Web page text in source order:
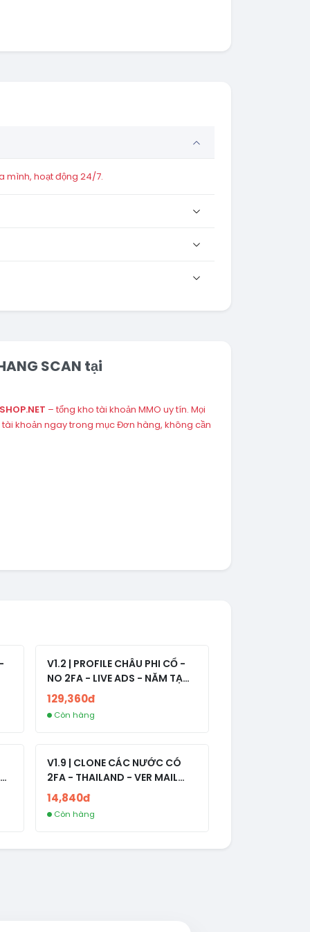
mình, hoạt động 24/7.
SCAN tại
– tổng kho tài khoản MMO uy tín. Mọi
khoản ngay trong mục Đơn hàng, không cần
V1.2 | PROFILE CHÂU PHI CỔ -
NO 2FA - LIVE ADS - NĂM TẠO
2008-2024
129,360đ
Còn hàng
V1.9 | CLONE CÁC NƯỚC CÓ
2FA - THAILAND - VER MAIL
FVIAINBOXES.COM - CLONE
NEW KHÔNG BẢO HÀNH LOCAL
14,840đ
Còn hàng